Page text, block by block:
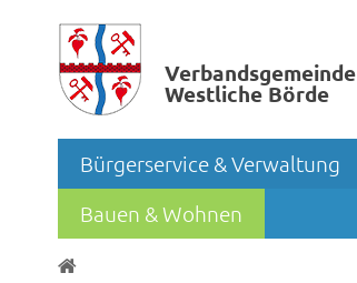
Verbands­gemeinde
Westliche Börde
Bürgerservice & Verwaltung
Bauen & Wohnen